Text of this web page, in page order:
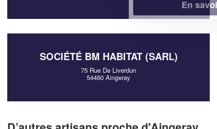
SOCIÉTÉ BM HABITAT (SARL)
75 Rue De Liverdun
54460 Aingeray